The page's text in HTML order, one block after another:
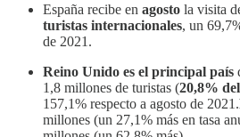
España recibe en agosto la visita
turistas internacionales, un
de 2021.
Reino Unido es el principal país
1,8 millones de turistas (20,8%
157,1% respecto a agosto de 2021.
millones (un 27,1% más en tasa